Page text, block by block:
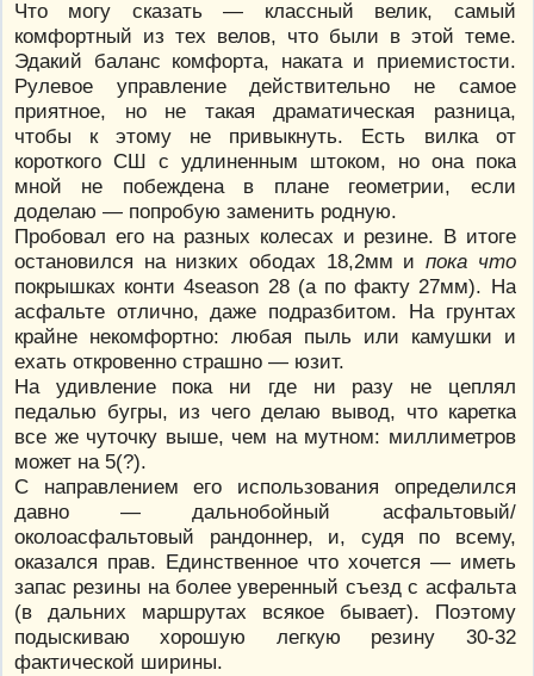
Что могу сказать — классный велик, самый
комфортный из тех велов, что были в этой теме.
Эдакий баланс комфорта, наката и приемистости.
Рулевое управление действительно не самое
приятное, но не такая драматическая разница,
чтобы к этому не привыкнуть. Есть вилка от
короткого СШ с удлиненным штоком, но она пока
мной не побеждена в плане геометрии, если
доделаю — попробую заменить родную.
Пробовал его на разных колесах и резине. В итоге
остановился на низких ободах 18,2мм и пока что
покрышках конти 4season 28 (а по факту 27мм). На
асфальте отлично, даже подразбитом. На грунтах
крайне некомфортно: любая пыль или камушки и
ехать откровенно страшно — юзит.
На удивление пока ни где ни разу не цеплял
педалью бугры, из чего делаю вывод, что каретка
все же чуточку выше, чем на мутном: миллиметров
может на 5(?).
С направлением его использования определился
давно — дальнобойный асфальтовый/
околоасфальтовый рандоннер, и, судя по всему,
оказался прав. Единственное что хочется — иметь
запас резины на более уверенный съезд с асфальта
(в дальних маршрутах всякое бывает). Поэтому
подыскиваю хорошую легкую резину 30-32
фактической ширины.